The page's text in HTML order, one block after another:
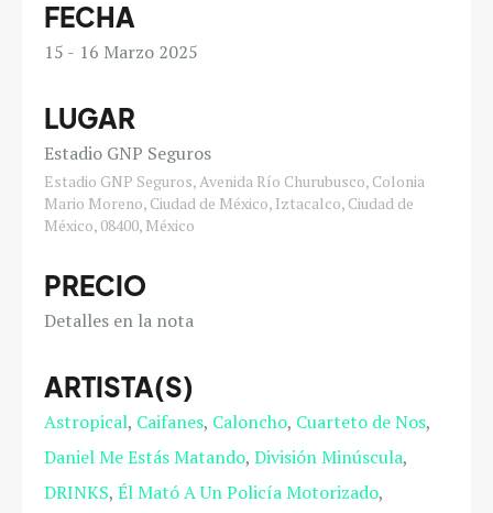
FECHA
15 16 Marzo 2025
LUGAR
Estadio GNP Seguros
Estadio GNP Seguros, Avenida Río Churubusco, Colonia
Mario Moreno, Ciudad de México, Iztacalco, Ciudad de
México, 08400, México
PRECIO
Detalles en la nota
ARTISTA(S)
Astropical Caifanes Caloncho Cuarteto de Nos
Daniel Me Estás Matando División Minúscula
DRINKS Él Mató A Un Policía Motorizado